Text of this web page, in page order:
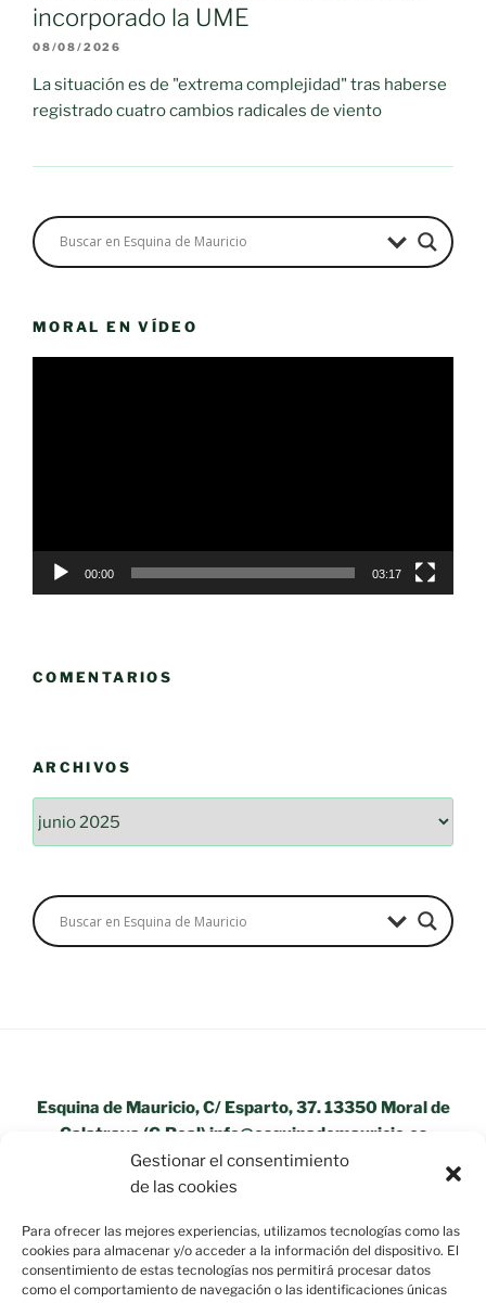
Gestionar el consentimiento
de las cookies
Para ofrecer las mejores experiencias, utilizamos tecnologías como las
cookies para almacenar y/o acceder a la información del dispositivo. El
consentimiento de estas tecnologías nos permitirá procesar datos
como el comportamiento de navegación o las identificaciones únicas
incorporado la UME
08/08/2026
La situación es de "extrema complejidad" tras haberse
registrado cuatro cambios radicales de viento
MORAL EN VÍDEO
00:00 03:17
COMENTARIOS
ARCHIVOS
Esquina de Mauricio, C/ Esparto, 37. 13350 Moral de
Calatrava (C.Real) info@esquinademauricio.es
«Aviso Legal»